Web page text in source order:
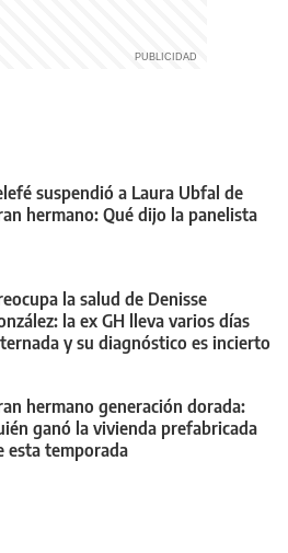
suspendió a Laura Ubfal de
hermano: Qué dijo la panelista
la salud de Denisse
la ex GH lleva varios días
y su diagnóstico es incierto
hermano generación dorada:
ganó la vivienda prefabricada
esta temporada